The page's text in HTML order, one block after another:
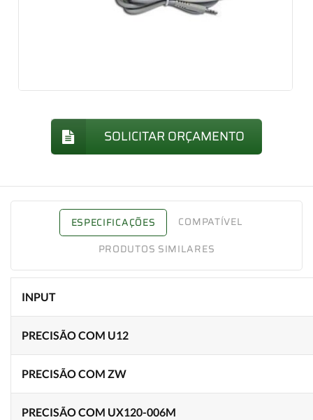
SOLICITAR ORÇAMENTO
ESPECIFICAÇÕES
COMPATÍVEL
PRODUTOS SIMILARES
INPUT
PRECISÃO COM U12
PRECISÃO COM ZW
PRECISÃO COM UX120-006M